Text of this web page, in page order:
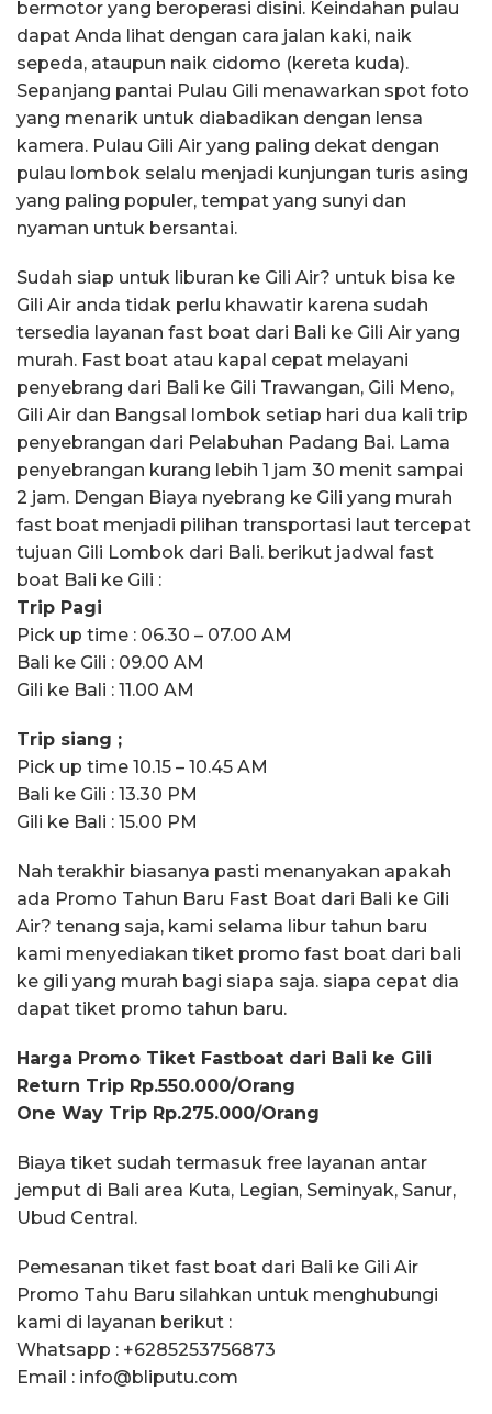
bermotor yang beroperasi disini. Keindahan pulau
dapat Anda lihat dengan cara jalan kaki, naik
sepeda, ataupun naik cidomo (kereta kuda).
Sepanjang pantai Pulau Gili menawarkan spot foto
yang menarik untuk diabadikan dengan lensa
kamera. Pulau Gili Air yang paling dekat dengan
pulau lombok selalu menjadi kunjungan turis asing
yang paling populer, tempat yang sunyi dan
nyaman untuk bersantai.
Sudah siap untuk liburan ke Gili Air? untuk bisa ke
Gili Air anda tidak perlu khawatir karena sudah
tersedia layanan fast boat dari Bali ke Gili Air yang
murah. Fast boat atau kapal cepat melayani
penyebrang dari Bali ke Gili Trawangan, Gili Meno,
Gili Air dan Bangsal lombok setiap hari dua kali trip
penyebrangan dari Pelabuhan Padang Bai. Lama
penyebrangan kurang lebih 1 jam 30 menit sampai
2 jam. Dengan Biaya nyebrang ke Gili yang murah
fast boat menjadi pilihan transportasi laut tercepat
tujuan Gili Lombok dari Bali. berikut jadwal fast
boat Bali ke Gili :
Trip Pagi
Pick up time : 06.30 – 07.00 AM
Bali ke Gili : 09.00 AM
Gili ke Bali : 11.00 AM
Trip siang ;
Pick up time 10.15 – 10.45 AM
Bali ke Gili : 13.30 PM
Gili ke Bali : 15.00 PM
Nah terakhir biasanya pasti menanyakan apakah
ada Promo Tahun Baru Fast Boat dari Bali ke Gili
Air? tenang saja, kami selama libur tahun baru
kami menyediakan tiket promo fast boat dari bali
ke gili yang murah bagi siapa saja. siapa cepat dia
dapat tiket promo tahun baru.
Harga Promo Tiket Fastboat dari Bali ke Gili
Return Trip Rp.550.000/Orang
One Way Trip Rp.275.000/Orang
Biaya tiket sudah termasuk free layanan antar
jemput di Bali area Kuta, Legian, Seminyak, Sanur,
Ubud Central.
Pemesanan tiket fast boat dari Bali ke Gili Air
Promo Tahu Baru silahkan untuk menghubungi
kami di layanan berikut :
Whatsapp : +6285253756873
Email : info@bliputu.com